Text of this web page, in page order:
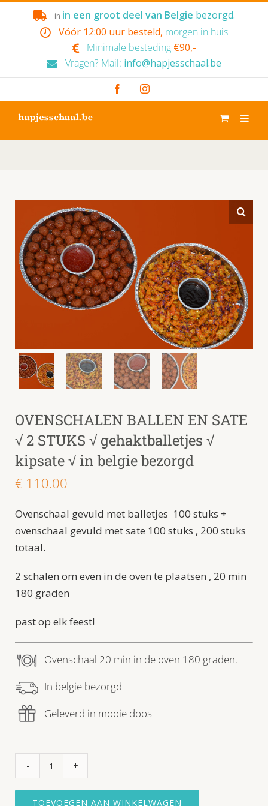
in in een groot deel van Belgie bezorgd.
Vóór 12:00 uur besteld, morgen in huis
Minimale besteding €90,-
Vragen? Mail: info@hapjesschaal.be
FacebookInstagram
OVENSCHALEN BALLEN EN SATE
√ 2 STUKS √ gehaktballetjes √
kipsate √ in belgie bezorgd
€ 110.00
Ovenschaal gevuld met balletjes 100 stuks +
ovenschaal gevuld met sate 100 stuks , 200 stuks
totaal.
2 schalen om even in de oven te plaatsen , 20 min
180 graden
past op elk feest!
Ovenschaal 20 min in de oven 180 graden.
In belgie bezorgd
Geleverd in mooie doos
OVENSCHALEN
BALLEN
EN
TOEVOEGEN AAN WINKELWAGEN